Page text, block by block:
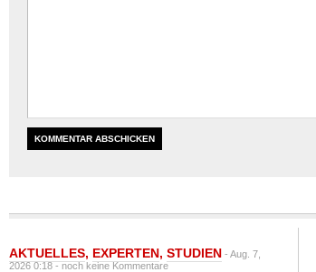
AKTUELLES, EXPERTEN, STUDIEN - Aug. 7,
2026 0:18 -noch keine Kommentare